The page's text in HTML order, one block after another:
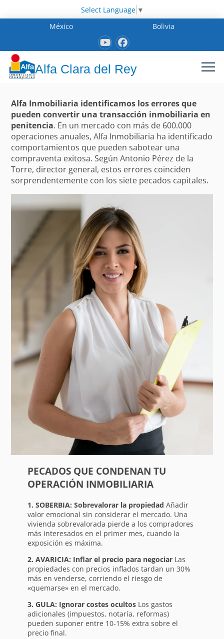
Select Language ▼
México
Bolivia
Alfa Clara del Rey
Alfa Inmobiliaria identificamos los errores que
pueden convertir una transacción inmobiliaria en
penitencia. En un mercado con más de 600.000
operaciones anuales, Alfa Inmobiliaria ha identificado
comportamientos que pueden sabotear una
compraventa exitosa. Según Antonio Pérez de la
Torre, director general, estos errores coinciden
sorprendentemente con los siete pecados capitales.
PECADOS QUE CONDENAN TU
OPERACIÓN INMOBILIARIA
1. SOBERBIA: Sobrevalorar la propiedad Añadir
valor emocional sin considerar el mercado. Una
vivienda sobrevalorada pierde a los compradores
más interesados en el primer mes, cuando la
exposición es máxima.
2. AVARICIA: Inflar el precio para negociarLas
propiedades con precios inflados tardan un 30%
más en venderse, corriendo el riesgo de
«quemarse» en el mercado.
3. GULA: Ignorar costes ocultosLos gastos
adicionales (impuestos, notaría, reformas)
pueden suponer entre 10-15% extra sobre el
precio final.